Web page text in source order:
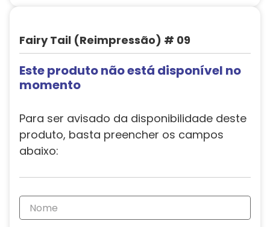
Fairy Tail (Reimpressão) # 09
Este produto não está disponível no
momento
Para ser avisado da disponibilidade deste
produto, basta preencher os campos
abaixo: